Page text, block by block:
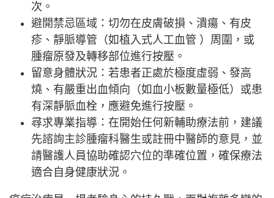
次。
避開禁忌區域：切勿在皮膚破損、潰瘍、有皮
疹、靜脈導管（如植入式人工血管 ）周圍，或
腫瘤原發及轉移部位進行按壓。
留意身體狀況：若患者正處於極度虛弱、發高
燒、有嚴重出血傾向（如血小板數量極低）或患
有深靜脈血栓，應避免進行按壓。
尋求專業指導：在開始任何新輔助療法前，建議
先諮詢主診腫瘤科醫生或註冊中醫師的意見，並
請醫護人員協助確認穴位的準確位置，確保療法
適合自身健康狀況。